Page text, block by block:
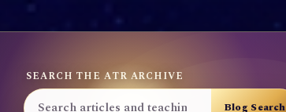
SEARCH THE ATR ARCHIVE